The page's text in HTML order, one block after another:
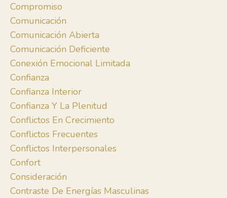
Compromiso
Comunicación
Comunicación Abierta
Comunicación Deficiente
Conexión Emocional Limitada
Confianza
Confianza Interior
Confianza Y La Plenitud
Conflictos En Crecimiento
Conflictos Frecuentes
Conflictos Interpersonales
Confort
Consideración
Contraste De Energías Masculinas